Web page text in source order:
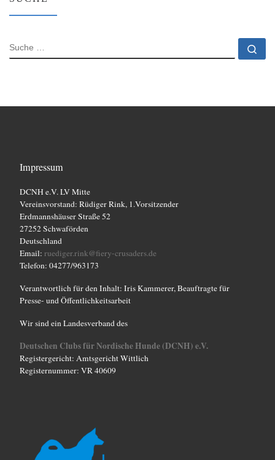
SUCHE
Impressum
DCNH e.V. LV Mitte
Vereinsvorstand: Rüdiger Rink, 1.Vorsitzender
Erdmannshäuser Straße 52
27252 Schwaförden
Deutschland
Email: ruediger.rink@fiery-crusaders.de
Telefon: 04277/963173
Verantwortlich für den Inhalt: Iris Kammerer, Beauftragte für
Presse- und Öffentlichkeitsarbeit
Wir sind ein Landesverband des
Deutschen Clubs für Nordische Hunde (DCNH) e.V.
Registergericht: Amtsgericht Wittlich
Registernummer: VR 40609